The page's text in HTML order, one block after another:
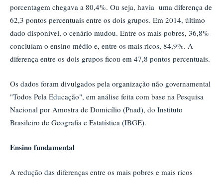
porcentagem chegava a 80,4%. Ou seja, havia uma diferença de
62,3 pontos percentuais entre os dois grupos. Em 2014, último
dado disponível, o cenário mudou. Entre os mais pobres, 36,8%
concluíam o ensino médio e, entre os mais ricos, 84,9%. A
diferença entre os dois grupos ficou em 47,8 pontos percentuais.
Os dados foram divulgados pela organização não governamental
"Todos Pela Educação", em análise feita com base na Pesquisa
Nacional por Amostra de Domicílio (Pnad), do Instituto
Brasileiro de Geografia e Estatística (IBGE).
Ensino fundamental
A redução das diferenças entre os mais pobres e mais ricos